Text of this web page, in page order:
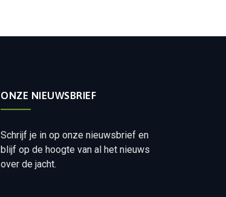
ONZE NIEUWSBRIEF
Schrijf je in op onze nieuwsbrief en
blijf op de hoogte van al het nieuws
over de jacht.